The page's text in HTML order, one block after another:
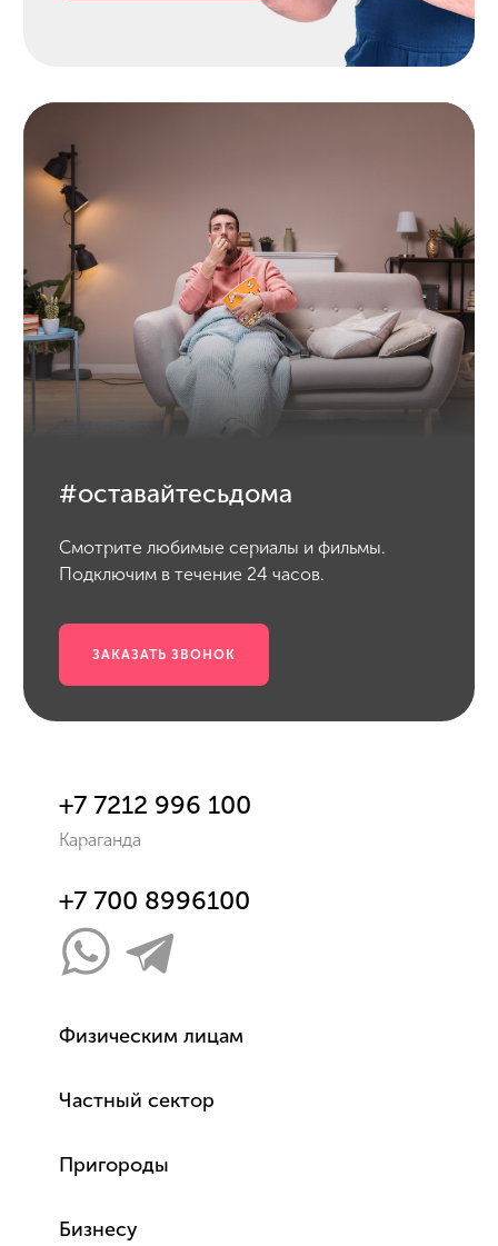
#оставайтесьдома
Смотрите любимые сериалы и фильмы.
Подключим в течение 24 часов.
ЗАКАЗАТЬ ЗВОНОК
+7 7212 996 100
Караганда
+7 700 8996100
Физическим лицам
Частный сектор
Пригороды
Бизнесу